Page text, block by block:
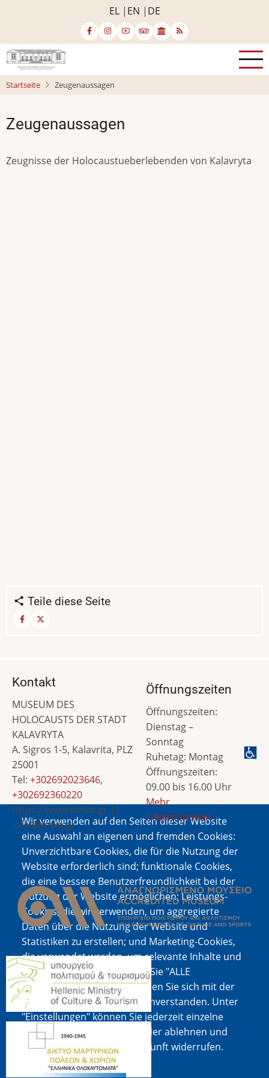
EL EN DE
Startseite Zeugenaussagen
Zeugenaussagen
Zeugnisse der Holocaustueberlebenden von Kalavryta
Teile diese Seite
Wir verwenden auf den Seiten dieser Website
eine Auswahl an eigenen und fremden Cookies:
Unverzichtbare Cookies, die für die Nutzung der
Website erforderlich sind; funktionale Cookies,
die eine bessere Benutzerfreundlichkeit bei der
Nutzung der Website ermöglichen; Leistungs-
Cookies, die wir verwenden, um aggregierte
Daten über die Nutzung der Website und
Statistiken zu erstellen; und Marketing-Cookies,
die verwendet werden, um relevante Inhalte und
Werbung anzuzeigen. Wenn Sie "ALLE
AKZEPTIEREN" wählen, erklären Sie sich mit der
Verwendung aller Cookies einverstanden. Unter
"Einstellungen" können Sie jederzeit einzelne
Cookie-Typen akzeptieren oder ablehnen und
Ihre Zustimmung für die Zukunft widerrufen.
Cookie-Dokumentation
Kontakt
MUSEUM DES
HOLOCAUSTS DER STADT
KALAVRYTA
A. Sigros 1-5, Kalavrita, PLZ
25001
Tel: +302692023646,
+302692360220
https://www.dmko.gr ||
info@dmko.gr
Öffnungszeiten
Öffnungszeiten:
Dienstag –
Sonntag
Ruhetag: Montag
Öffnungszeiten:
09.00 bis 16.00 Uhr
Mehr
Informationen
Bild
Bild